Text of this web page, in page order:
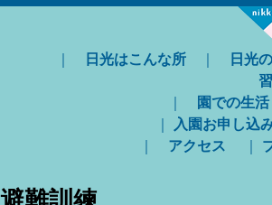
日光はこんな所 日光
習
園での生活
入園お申し込
アクセス